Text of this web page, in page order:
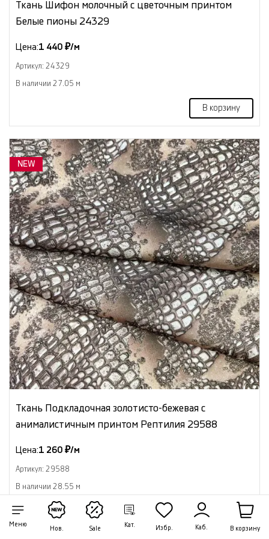
Меню
Нов. Sale
Кат. Избр. Каб. В корзину
Ткань Шифон молочный с цветочным принтом
Белые пионы 24329
Цена:1 440 ₽/м
Артикул: 24329
В наличии 27.05 м
В корзину
NEW
Ткань Подкладочная золотисто-бежевая с
анималистичным принтом Рептилия 29588
Цена:1 260 ₽/м
Артикул: 29588
В наличии 28.55 м
В корзину